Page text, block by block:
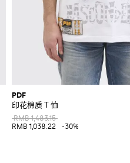
PDF
印花棉质 T 恤
RMB 1,483.15
RMB 1,038.22
-30%